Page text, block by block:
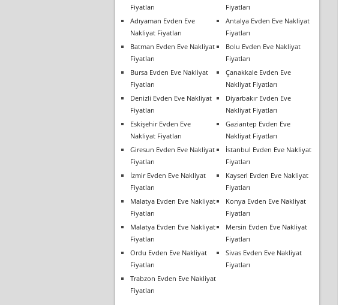
Fiyatları
Fiyatları
Adıyaman Evden Eve
Nakliyat Fiyatları
Antalya Evden Eve Nakliyat
Fiyatları
Batman Evden Eve Nakliyat
Fiyatları
Bolu Evden Eve Nakliyat
Fiyatları
Bursa Evden Eve Nakliyat
Fiyatları
Çanakkale Evden Eve
Nakliyat Fiyatları
Denizli Evden Eve Nakliyat
Fiyatları
Diyarbakır Evden Eve
Nakliyat Fiyatları
Eskişehir Evden Eve
Nakliyat Fiyatları
Gaziantep Evden Eve
Nakliyat Fiyatları
Giresun Evden Eve Nakliyat
Fiyatları
İstanbul Evden Eve Nakliyat
Fiyatları
İzmir Evden Eve Nakliyat
Fiyatları
Kayseri Evden Eve Nakliyat
Fiyatları
Malatya Evden Eve Nakliyat
Fiyatları
Konya Evden Eve Nakliyat
Fiyatları
Malatya Evden Eve Nakliyat
Fiyatları
Mersin Evden Eve Nakliyat
Fiyatları
Ordu Evden Eve Nakliyat
Fiyatları
Sivas Evden Eve Nakliyat
Fiyatları
Trabzon Evden Eve Nakliyat
Fiyatları